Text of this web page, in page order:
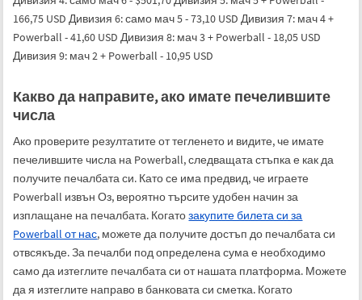
166,75 USD Дивизия 6: само мач 5 - 73,10 USD Дивизия 7: мач 4 +
Powerball - 41,60 USD Дивизия 8: мач 3 + Powerball - 18,05 USD
Дивизия 9: мач 2 + Powerball - 10,95 USD
Какво да направите, ако имате печелившите
числа
Ако проверите резултатите от тегленето и видите, че имате
печелившите числа на Powerball, следващата стъпка е как да
получите печалбата си. Като се има предвид, че играете
Powerball извън Оз, вероятно търсите удобен начин за
изплащане на печалбата. Когатозакупите билета си за
Powerball от нас, можете да получите достъп до печалбата си
отвсякъде. За печалби под определена сума е необходимо
само да изтеглите печалбата си от нашата платформа. Можете
да я изтеглите направо в банковата си сметка. Когато